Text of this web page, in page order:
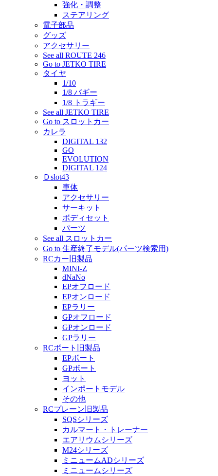
強化・調整
ステアリング
電子部品
グッズ
アクセサリー
See all ROUTE 246
Go to JETKO TIRE
タイヤ
1/10
1/8 バギー
1/8 トラギー
See all JETKO TIRE
Go to スロットカー
カレラ
DIGITAL 132
GO
EVOLUTION
DIGITAL 124
Ｄslot43
車体
アクセサリー
サーキット
ボディセット
パーツ
See all スロットカー
Go to 生産終了モデル(パーツ検索用)
RCカー旧製品
MINI-Z
dNaNo
EPオフロード
EPオンロード
EPラリー
GPオフロード
GPオンロード
GPラリー
RCボート旧製品
EPボート
GPボート
ヨット
インポートモデル
その他
RCプレーン旧製品
SQSシリーズ
カルマート・トレーナー
エアリウムシリーズ
M24シリーズ
ミニュームADシリーズ
ミニュームシリーズ